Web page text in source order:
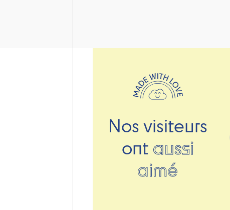
Nos visiteurs
ont aussi
aimé